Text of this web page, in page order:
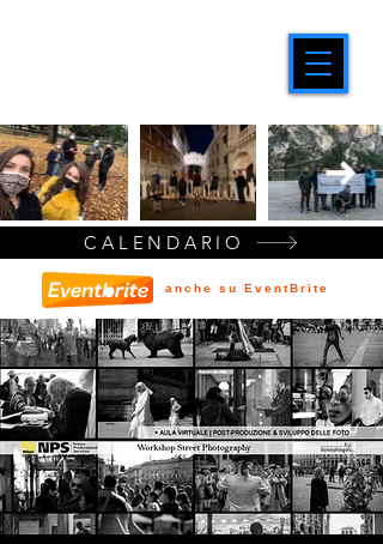
CALENDARIO
anche su EventBrite